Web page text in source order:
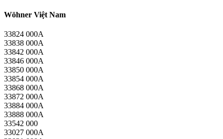
Wöhner Việt Nam
33824 000A
33838 000A
33842 000A
33846 000A
33850 000A
33854 000A
33868 000A
33872 000A
33884 000A
33888 000A
33542 000
33027 000A